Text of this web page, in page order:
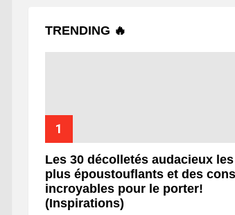
TRENDING 🔥
Les 30 décolletés audacieux les
plus époustouflants et des
incroyables pour le porter!
(Inspirations)